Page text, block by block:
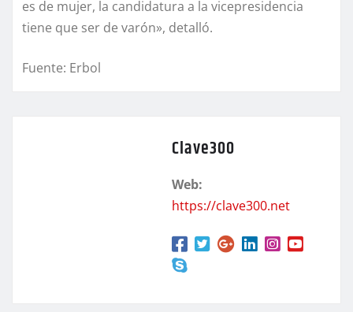
es de mujer, la candidatura a la vicepresidencia
tiene que ser de varón», detalló.
Fuente: Erbol
Clave300
Web:
https://clave300.net